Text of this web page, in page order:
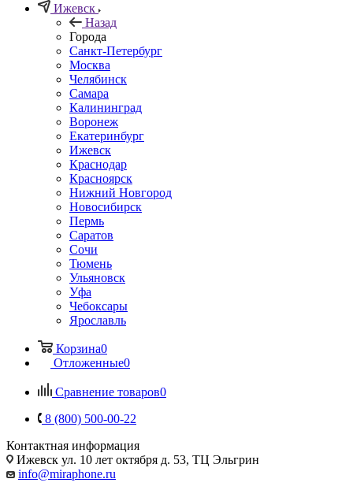
Ижевск
Назад
Города
Санкт-Петербург
Москва
Челябинск
Самара
Калининград
Воронеж
Екатеринбург
Ижевск
Краснодар
Красноярск
Нижний Новгород
Новосибирск
Пермь
Саратов
Сочи
Тюмень
Ульяновск
Уфа
Чебоксары
Ярославль
Корзина0
Отложенные0
Сравнение товаров0
8 (800) 500-00-22
Контактная информация
Ижевск ул. 10 лет октября д. 53, ТЦ Эльгрин
info@miraphone.ru